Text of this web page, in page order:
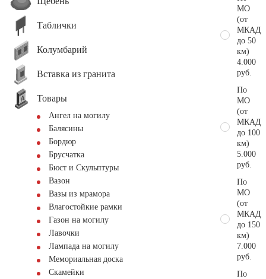
Таблички
Колумбарий
Вставка из гранита
Товары
Ангел на могилу
Балясины
Бордюр
Брусчатка
Бюст и Скульптуры
Вазон
Вазы из мрамора
Влагостойкие рамки
Газон на могилу
Лавочки
Лампада на могилу
Мемориальная доска
Скамейки
МО
(от
МКАД
до 50
км)
4.000
руб.
По
МО
(от
МКАД
до 100
км)
5.000
руб.
По
МО
(от
МКАД
до 150
км)
7.000
руб.
По